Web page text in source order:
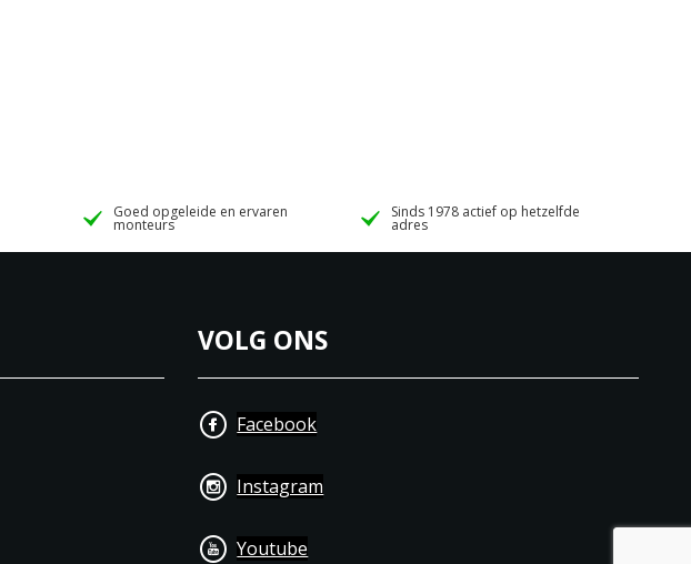
Goed opgeleide en ervaren
monteurs
Sinds 1978 actief op hetzelfde
adres
VOLG ONS
Facebook
Instagram
Youtube